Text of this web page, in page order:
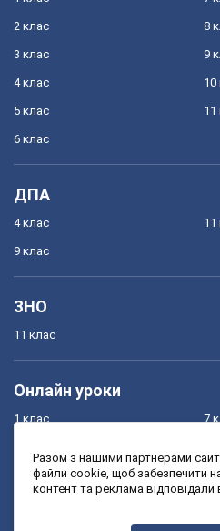
2 клас
3 клас
4 клас
5 клас
6 клас
8
9
10
11
ДПА
4 клас
9 клас
11
ЗНО
11 клас
Онлайн уроки
1 клас
3 клас
7
9
Разом з нашими партнерами
файли cookie, щоб забезпечити
контент та реклама